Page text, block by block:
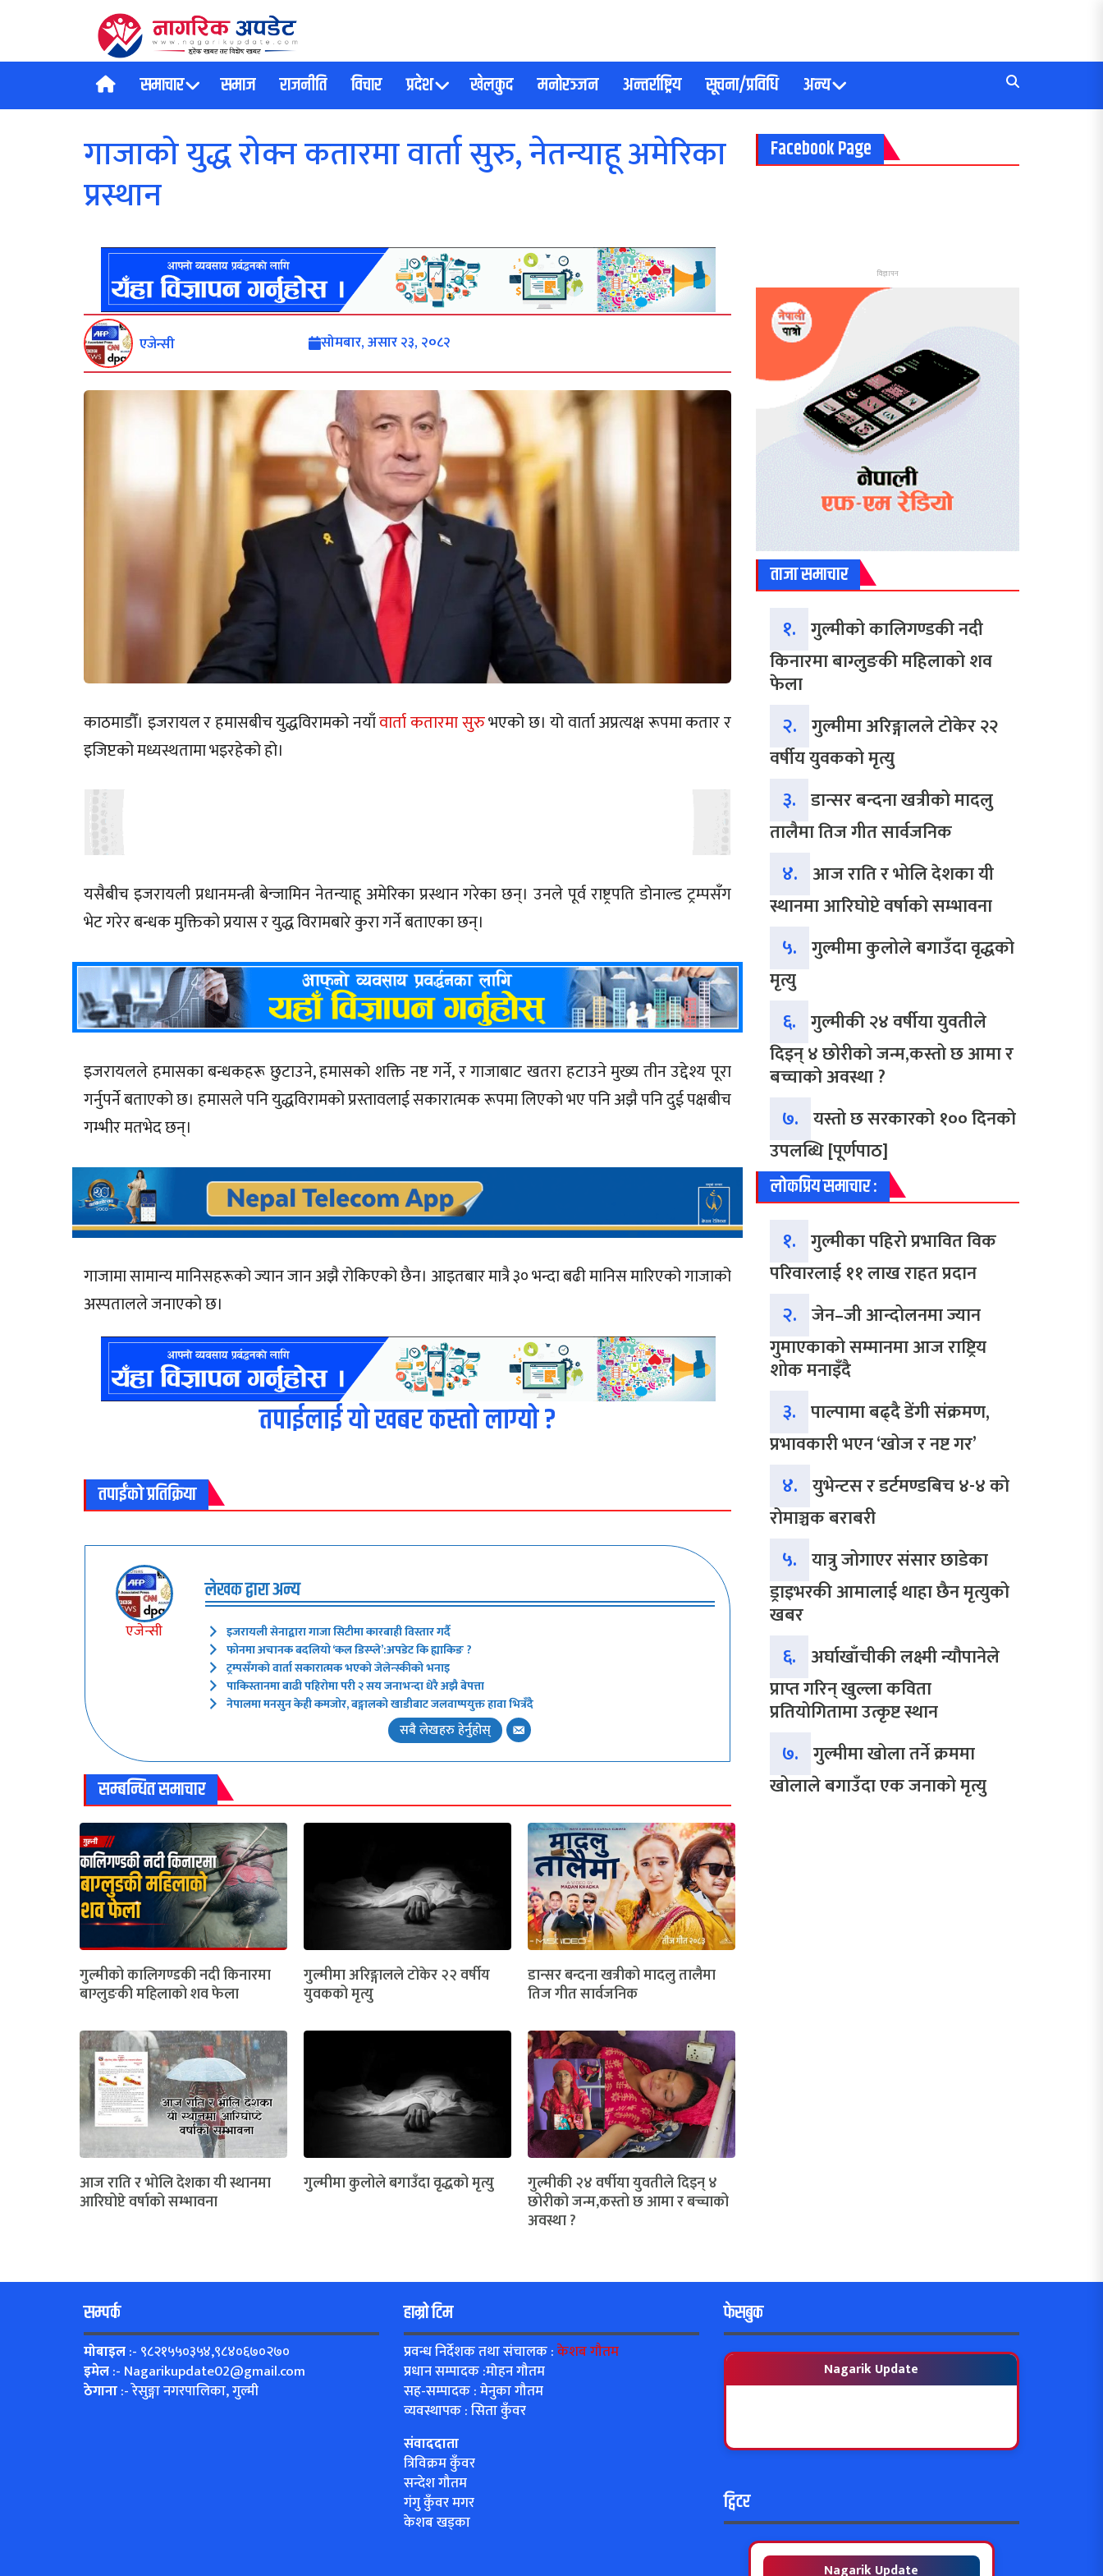
समाचार समाज राजनीति विचार प्रदेश खेलकुद मनोरञ्जन अन्तर्राष्ट्रिय सूचना/प्रविधि अन्य
गाजाको युद्ध रोक्न कतारमा वार्ता सुरु, नेतन्याहू अमेरिका
प्रस्थान
एजेन्सी सोमबार, असार २३, २०८२
काठमाडौँ। इजरायल र हमासबीच युद्धविरामको नयाँवार्ता कतारमा सुरुभएको छ। यो वार्ता अप्रत्यक्ष रूपमा कतार र
इजिप्टको मध्यस्थतामा भइरहेको हो।
यसैबीच इजरायली प्रधानमन्त्री बेन्जामिन नेतन्याहू अमेरिका प्रस्थान गरेका छन्। उनले पूर्व राष्ट्रपति डोनाल्ड ट्रम्पसँग
भेट गरेर बन्धक मुक्तिको प्रयास र युद्ध विरामबारे कुरा गर्ने बताएका छन्।
इजरायलले हमासका बन्धकहरू छुटाउने, हमासको शक्ति नष्ट गर्ने, र गाजाबाट खतरा हटाउने मुख्य तीन उद्देश्य पूरा
गर्नुपर्ने बताएको छ। हमासले पनि युद्धविरामको प्रस्तावलाई सकारात्मक रूपमा लिएको भए पनि अझै पनि दुई पक्षबीच
गम्भीर मतभेद छन्।
गाजामा सामान्य मानिसहरूको ज्यान जान अझै रोकिएको छैन। आइतबार मात्रै ३० भन्दा बढी मानिस मारिएको गाजाको
अस्पतालले जनाएको छ।
तपाईलाई यो खबर कस्तो लाग्यो ?
तपाईंको प्रतिक्रिया
एजेन्सी
लेखक द्वारा अन्य
इजरायली सेनाद्वारा गाजा सिटीमा कारबाही विस्तार गर्दै
फोनमा अचानक बदलियो ‘कल डिस्प्ले’:अपडेट कि ह्याकिङ ?
ट्रम्पसँगको वार्ता सकारात्मक भएको जेलेन्स्कीको भनाइ
पाकिस्तानमा बाढी पहिरोमा परी २ सय जनाभन्दा धेरै अझै बेपत्ता
नेपालमा मनसुन केही कमजोर, बङ्गालको खाडीबाट जलवाष्पयुक्त हावा भित्रँदै
सबै लेखहरु हेर्नुहोस्
सम्बन्धित समाचार
गुल्मीको कालिगण्डकी नदी किनारमा
बाग्लुङकी महिलाको शव फेला
गुल्मीमा अरिङ्गालले टोकेर २२ वर्षीय
युवकको मृत्यु
डान्सर बन्दना खत्रीको मादलु तालैमा
तिज गीत सार्वजनिक
आज राति र भोलि देशका यी स्थानमा
आरिघोप्टे वर्षाको सम्भावना
गुल्मीमा कुलोले बगाउँदा वृद्धको मृत्यु गुल्मीकी २४ वर्षीया युवतीले दिइन् ४
छोरीको जन्म,कस्तो छ आमा र बच्चाको
अवस्था ?
Facebook Page
विज्ञापन
ताजा समाचार
१. गुल्मीको कालिगण्डकी नदी
किनारमा बाग्लुङकी महिलाको शव
फेला
२. गुल्मीमा अरिङ्गालले टोकेर २२
वर्षीय युवकको मृत्यु
३. डान्सर बन्दना खत्रीको मादलु
तालैमा तिज गीत सार्वजनिक
४. आज राति र भोलि देशका यी
स्थानमा आरिघोप्टे वर्षाको सम्भावना
५. गुल्मीमा कुलोले बगाउँदा वृद्धको
मृत्यु
६. गुल्मीकी २४ वर्षीया युवतीले
दिइन् ४ छोरीको जन्म,कस्तो छ आमा र
बच्चाको अवस्था ?
७. यस्तो छ सरकारको १०० दिनको
उपलब्धि [पूर्णपाठ]
लोकप्रिय समाचार :
१. गुल्मीका पहिरो प्रभावित विक
परिवारलाई ११ लाख राहत प्रदान
२. जेन–जी आन्दोलनमा ज्यान
गुमाएकाको सम्मानमा आज राष्ट्रिय
शोक मनाइँदै
३. पाल्पामा बढ्दै डेंगी संक्रमण,
प्रभावकारी भएन ‘खोज र नष्ट गर’
४. युभेन्टस र डर्टमण्डबिच ४-४ को
रोमाञ्चक बराबरी
५. यात्रु जोगाएर संसार छाडेका
ड्राइभरकी आमालाई थाहा छैन मृत्युको
खबर
६. अर्घाखाँचीकी लक्ष्मी न्यौपानेले
प्राप्त गरिन् खुल्ला कविता
प्रतियोगितामा उत्कृष्ट स्थान
७. गुल्मीमा खोला तर्ने क्रममा
खोलाले बगाउँदा एक जनाको मृत्यु
सम्पर्क
मोबाइल:- ९८२१५५०३५४,९८४०६७०२७०
इमेल:- Nagarikupdate02@gmail.com
ठेगाना:- रेसुङ्गा नगरपालिका, गुल्मी
हाम्रो टिम
प्रवन्ध निर्देशक तथा संचालक :केशब गौतम
प्रधान सम्पादक :मोहन गौतम
सह-सम्पादक : मेनुका गौतम
व्यवस्थापक : सिता कुँवर
संवाददाता
त्रिविक्रम कुँवर
सन्देश गौतम
गंगु कुँवर मगर
केशब खड्का
फेसबुक
Nagarik Update
ट्विटर
Nagarik Update